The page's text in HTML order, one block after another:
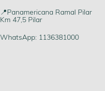
📍Panamericana Ramal Pilar
Km 47,5 Pilar
WhatsApp: 1136381000